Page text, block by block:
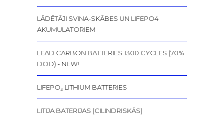
LĀDĒTĀJI SVINA-SKĀBES UN LIFEPO4
AKUMULATORIEM
LEAD CARBON BATTERIES 1300 CYCLES (70%
DOD) - NEW!
LIFEPO₄ LITHIUM BATTERIES
LITIJA BATERIJAS (CILINDRISKĀS)